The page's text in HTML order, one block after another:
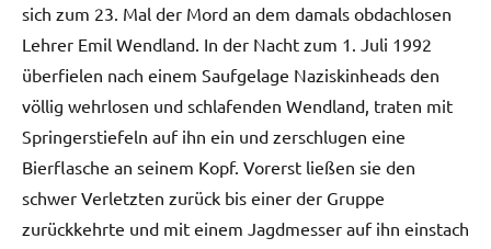
sich zum 23. Mal der Mord an dem damals obdachlosen
Lehrer Emil Wendland. In der Nacht zum 1. Juli 1992
überfielen nach einem Saufgelage Naziskinheads den
völlig wehrlosen und schlafenden Wendland, traten mit
Springerstiefeln auf ihn ein und zerschlugen eine
Bierflasche an seinem Kopf. Vorerst ließen sie den
schwer Verletzten zurück bis einer der Gruppe
zurückkehrte und mit einem Jagdmesser auf ihn einstach